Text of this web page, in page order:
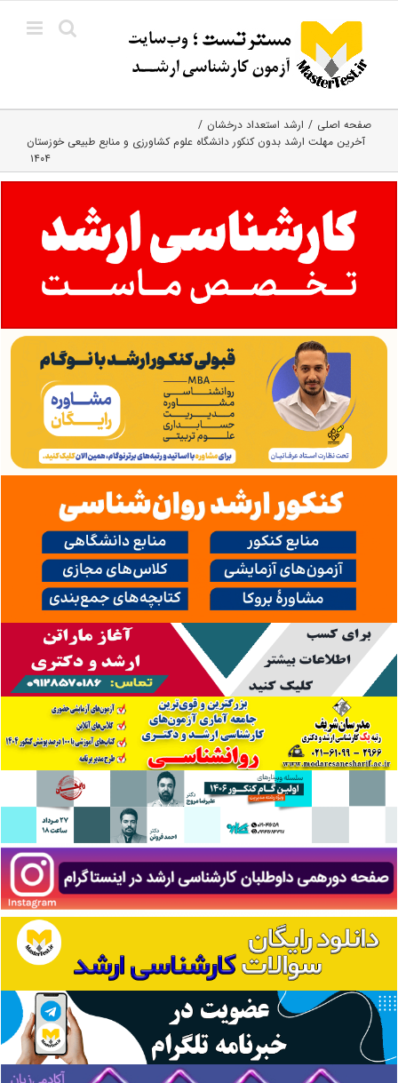
content
صفحه اصلی
ارشد استعداد درخشان
آخرین مهلت ارشد بدون کنکور دانشگاه علوم کشاورزی و منابع طبیعی خوزستان
۱۴۰۴